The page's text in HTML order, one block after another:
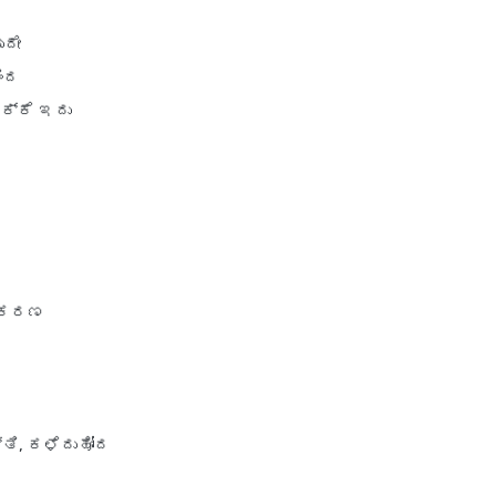
ಇದು
ಕಳೆದುಹೋದ